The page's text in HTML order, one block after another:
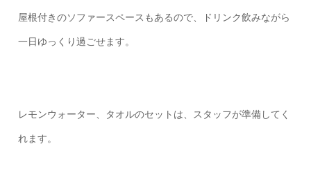
屋根付きのソファースペースもあるので、ドリンク飲みながら
一日ゆっくり過ごせます。
レモンウォーター、タオルのセットは、スタッフが準備してく
れます。